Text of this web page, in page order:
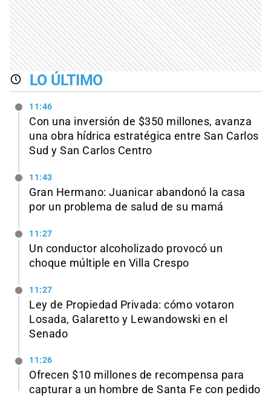
LO ÚLTIMO
11:46
Con una inversión de $350 millones, avanza
una obra hídrica estratégica entre San Carlos
Sud y San Carlos Centro
11:43
Gran Hermano: Juanicar abandonó la casa
por un problema de salud de su mamá
11:27
Un conductor alcoholizado provocó un
choque múltiple en Villa Crespo
11:27
Ley de Propiedad Privada: cómo votaron
Losada, Galaretto y Lewandowski en el
Senado
11:26
Ofrecen $10 millones de recompensa para
capturar a un hombre de Santa Fe con pedido